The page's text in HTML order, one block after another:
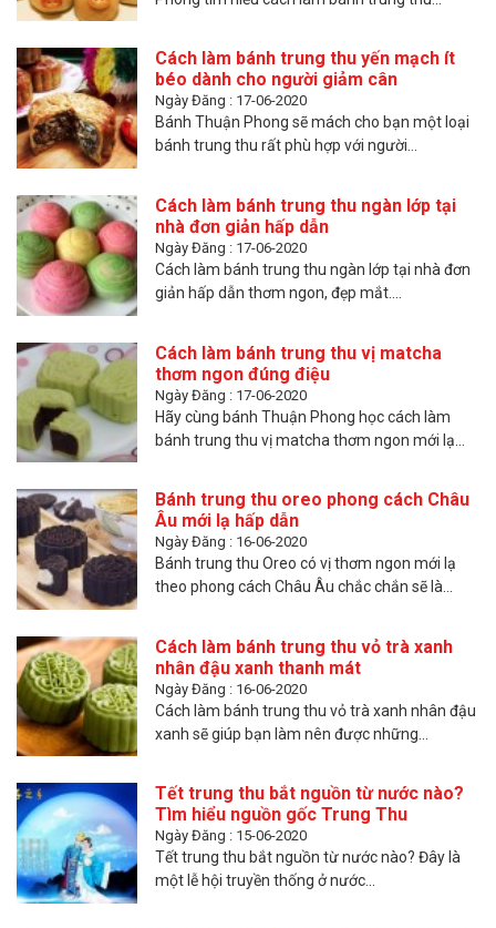
Cách làm bánh trung thu yến mạch ít
béo dành cho người giảm cân
Ngày Đăng : 17-06-2020
Bánh Thuận Phong sẽ mách cho bạn một loại
bánh trung thu rất phù hợp với người...
Cách làm bánh trung thu ngàn lớp tại
nhà đơn giản hấp dẫn
Ngày Đăng : 17-06-2020
Cách làm bánh trung thu ngàn lớp tại nhà đơn
giản hấp dẫn thơm ngon, đẹp mắt....
Cách làm bánh trung thu vị matcha
thơm ngon đúng điệu
Ngày Đăng : 17-06-2020
Hãy cùng bánh Thuận Phong học cách làm
bánh trung thu vị matcha thơm ngon mới lạ...
Bánh trung thu oreo phong cách Châu
Âu mới lạ hấp dẫn
Ngày Đăng : 16-06-2020
Bánh trung thu Oreo có vị thơm ngon mới lạ
theo phong cách Châu Âu chắc chắn sẽ là...
Cách làm bánh trung thu vỏ trà xanh
nhân đậu xanh thanh mát
Ngày Đăng : 16-06-2020
Cách làm bánh trung thu vỏ trà xanh nhân đậu
xanh sẽ giúp bạn làm nên được những...
Tết trung thu bắt nguồn từ nước nào?
Tìm hiểu nguồn gốc Trung Thu
Ngày Đăng : 15-06-2020
Tết trung thu bắt nguồn từ nước nào? Đây là
một lễ hội truyền thống ở nước...